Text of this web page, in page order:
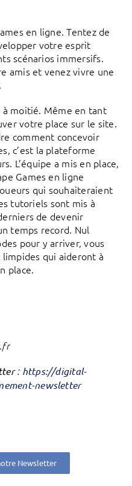
en ligne. Tentez de
votre esprit
scénarios immersifs.
amis et venez vivre une
à moitié. Même en tant
votre place sur le site.
comment concevoir
c’est la plateforme
L’équipe a mis en place,
Games en ligne
qui souhaiteraient
tutoriels sont mis à
de devenir
temps record. Nul
pour y arriver, vous
limpides qui aideront à
place.
: https://digital-
newsletter
Newsletter